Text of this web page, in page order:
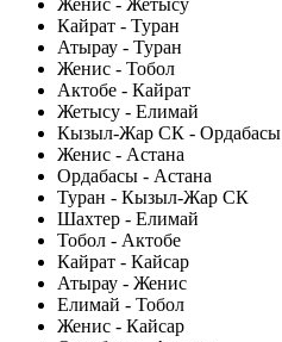
Женис - Жетысу
Кайрат - Туран
Атырау - Туран
Женис - Тобол
Актобе - Кайрат
Жетысу - Елимай
Кызыл-Жар СК - Ордабасы
Женис - Астана
Ордабасы - Астана
Туран - Кызыл-Жар СК
Шахтер - Елимай
Тобол - Актобе
Кайрат - Кайсар
Атырау - Женис
Елимай - Тобол
Женис - Кайсар